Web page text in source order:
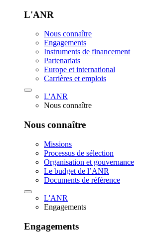
L'ANR
Nous connaître
Engagements
Instruments de financement
Partenariats
Europe et international
Carrières et emplois
L'ANR
Nous connaître
Nous connaître
Missions
Processus de sélection
Organisation et gouvernance
Le budget de l’ANR
Documents de référence
L'ANR
Engagements
Engagements